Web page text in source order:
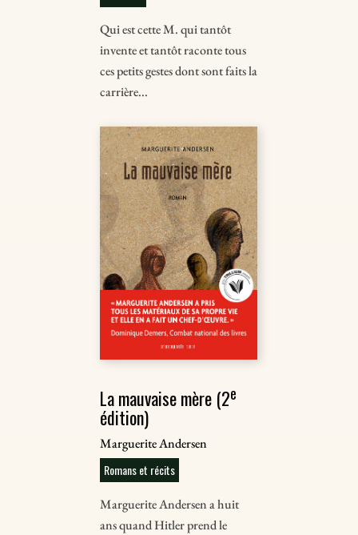
Qui est cette M. qui tantôt
invente et tantôt raconte tous
ces petits gestes dont sont faits la
carrière...
La mauvaise mère (2e
édition)
Marguerite Andersen
Romans et récits
Marguerite Andersen a huit
ans quand Hitler prend le